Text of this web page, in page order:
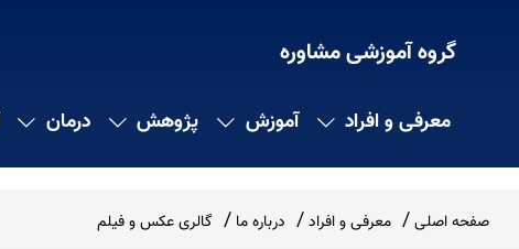
گروه آموزشی مشاوره
معرفی و افراد آموزش پژوهش درمان
صفحه اصلی معرفی و افراد درباره ما گالری عکس و فیلم